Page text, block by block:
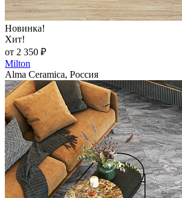
Новинка!
Хит!
от 2 350 ₽
Milton
Alma Ceramica, Россия